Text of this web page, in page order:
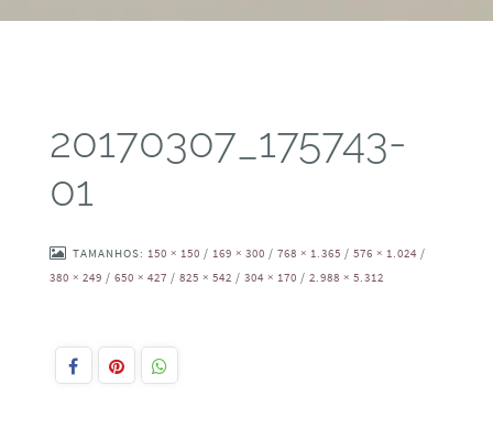
20170307_175743-
01
TAMANHOS: 150 × 150 / 169 × 300 / 768 × 1.365 / 576 × 1.024 /
380 × 249 / 650 × 427 / 825 × 542 / 304 × 170 / 2.988 × 5.312